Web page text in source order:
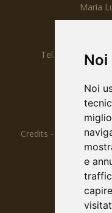
Noi
Noi
e
Maria
Tel. 0039 0473
CIN
Part.
Credits - -